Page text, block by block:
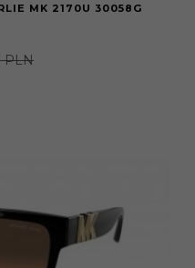
MK 2170U 30058G
PLN